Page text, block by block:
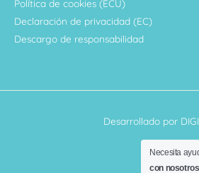
Política de cookies (ECU)
Declaración de privacidad (EC)
Descargo de responsabilidad
Desarrollado por
Necesita
con nosotros